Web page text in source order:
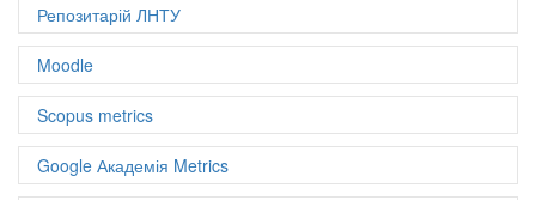
Репозитарій ЛНТУ
Moodle
Scopus metrics
Google Академія Metrics